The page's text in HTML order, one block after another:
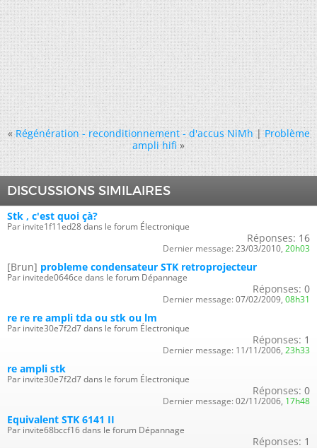
« Régénération - reconditionnement - d'accus NiMh|Problème
ampli hifi »
DISCUSSIONS SIMILAIRES
Stk , c'est quoi çà?
Par invite1f11ed28 dans le forum Électronique
Réponses: 16
Dernier message: 23/03/2010, 20h03
[Brun] probleme condensateur STK retroprojecteur
Par invitede0646ce dans le forum Dépannage
Réponses: 0
Dernier message: 07/02/2009, 08h31
re re re ampli tda ou stk ou lm
Par invite30e7f2d7 dans le forum Électronique
Réponses: 1
Dernier message: 11/11/2006, 23h33
re ampli stk
Par invite30e7f2d7 dans le forum Électronique
Réponses: 0
Dernier message: 02/11/2006, 17h48
Equivalent STK 6141 II
Par invite68bccf16 dans le forum Dépannage
Réponses: 1